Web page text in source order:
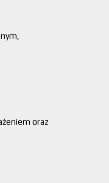
oraz